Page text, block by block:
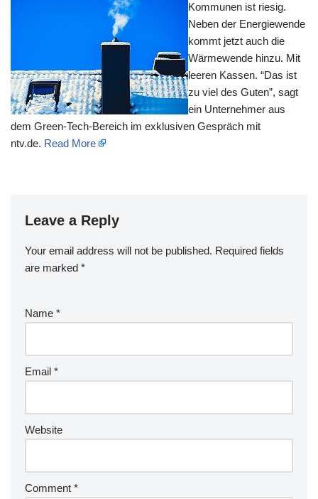
Kommunen ist riesig.
Neben der Energiewende
kommt jetzt auch die
Wärmewende hinzu. Mit
leeren Kassen. “Das ist
zu viel des Guten”, sagt
ein Unternehmer aus
dem Green-Tech-Bereich im exklusiven Gespräch mit
ntv.de. Read More
Leave a Reply
Your email address will not be published. Required fields
are marked *
Name *
Email *
Website
Comment *